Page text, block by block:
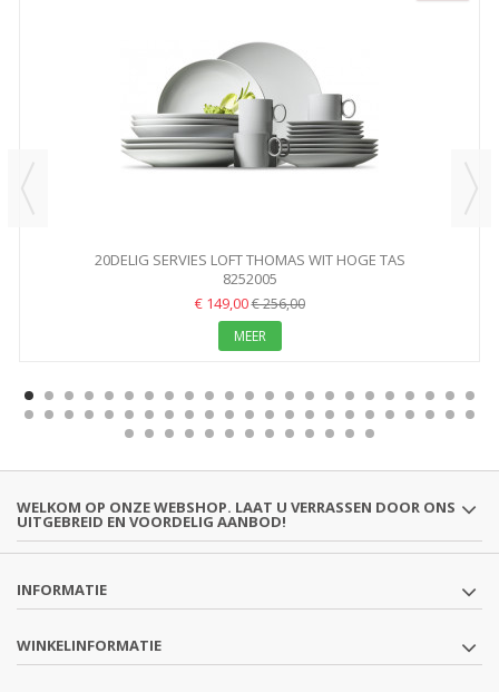
20DELIG SERVIES LOFT THOMAS WIT HOGE TAS
8252005
€ 149,00€ 256,00
MEER
WELKOM OP ONZE WEBSHOP. LAAT U VERRASSEN DOOR ONS
UITGEBREID EN VOORDELIG AANBOD!
INFORMATIE
WINKELINFORMATIE